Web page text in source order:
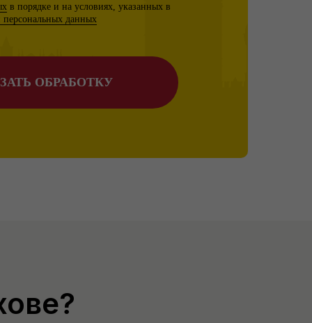
в порядке и на условиях, указанных в
персональных данных
ОБРАБОТКУ